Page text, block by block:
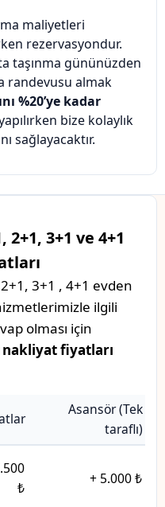
maliyetleri
rezervasyondur.
taşınma gününüzden
randevusu almak
%20’ye kadar
bize kolaylık
sağlayacaktır.
2+1, 3+1 ve 4+1
3+1 , 4+1 evden
ilgili
olması için
nakliyat fiyatları
Asansör (Tek
taraflı)
₺
+ 5.000 ₺